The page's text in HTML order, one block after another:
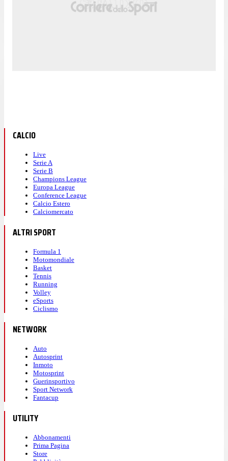
CALCIO
Live
Serie A
Serie B
Champions League
Europa League
Conference League
Calcio Estero
Calciomercato
ALTRI SPORT
Formula 1
Motomondiale
Basket
Tennis
Running
Volley
eSports
Ciclismo
NETWORK
Auto
Autosprint
Inmoto
Motosprint
Guerinsportivo
Sport Network
Fantacup
UTILITY
Abbonamenti
Prima Pagina
Store